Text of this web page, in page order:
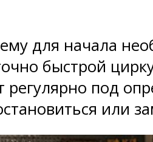
для начала
быстрой
регулярно под
или